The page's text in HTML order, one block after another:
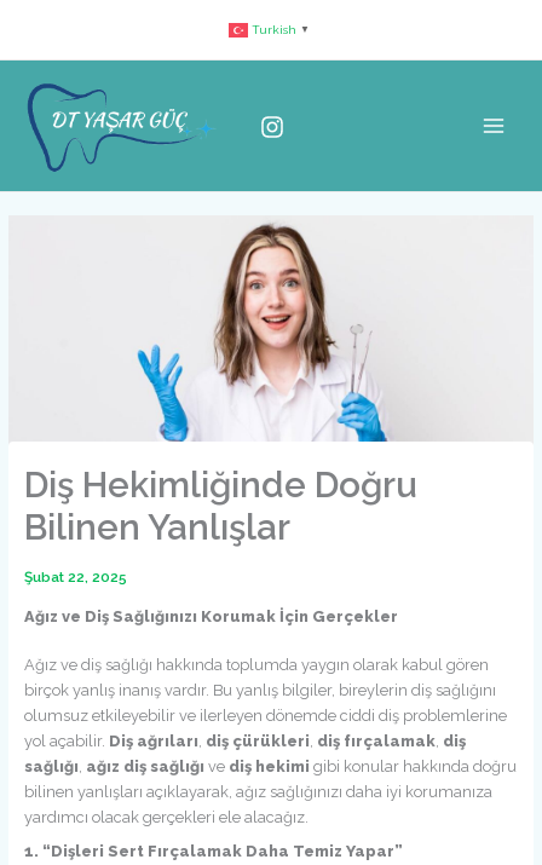
Turkish ▼
Diş Hekimliğinde Doğru
Bilinen Yanlışlar
Şubat 22, 2025
Ağız ve Diş Sağlığınızı Korumak İçin Gerçekler
Ağız ve diş sağlığı hakkında toplumda yaygın olarak kabul gören
birçok yanlış inanış vardır. Bu yanlış bilgiler, bireylerin diş sağlığını
olumsuz etkileyebilir ve ilerleyen dönemde ciddi diş problemlerine
yol açabilir. Diş ağrıları, diş çürükleri, diş fırçalamak, diş
sağlığı, ağız diş sağlığı ve diş hekimi gibi konular hakkında doğru
bilinen yanlışları açıklayarak, ağız sağlığınızı daha iyi korumanıza
yardımcı olacak gerçekleri ele alacağız.
1. “Dişleri Sert Fırçalamak Daha Temiz Yapar”